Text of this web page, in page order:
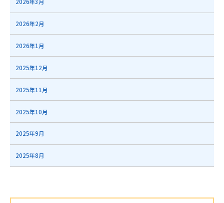
2026年2月
2026年1月
2025年12月
2025年11月
2025年10月
2025年9月
2025年8月